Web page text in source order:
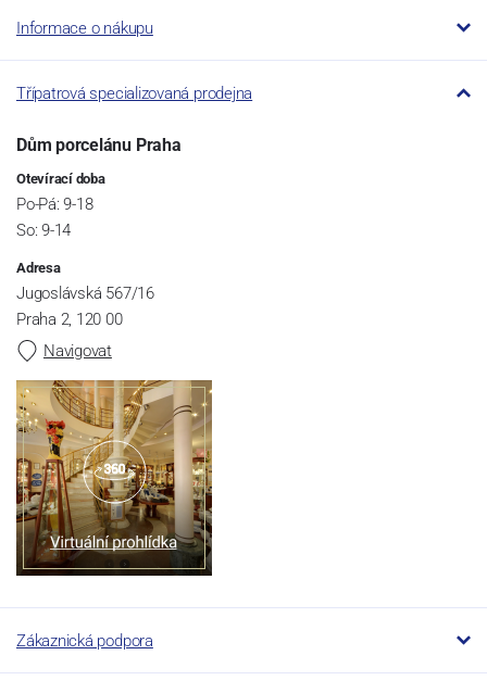
Informace o nákupu
Třípatrová specializovaná prodejna
Dům porcelánu Praha
Otevírací doba
Po-Pá: 9-18
So: 9-14
Adresa
Jugoslávská 567/16
Praha 2, 120 00
Navigovat
Zákaznická podpora